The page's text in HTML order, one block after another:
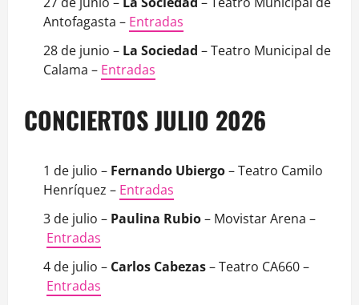
Antofagasta – Entradas
28 de junio – La Sociedad – Teatro Municipal de
Calama – Entradas
CONCIERTOS JULIO 2026
1 de julio – Fernando Ubiergo– Teatro Camilo
Henríquez – Entradas
3 de julio – Paulina Rubio– Movistar Arena –
Entradas
4 de julio – Carlos Cabezas– Teatro CA660 –
Entradas